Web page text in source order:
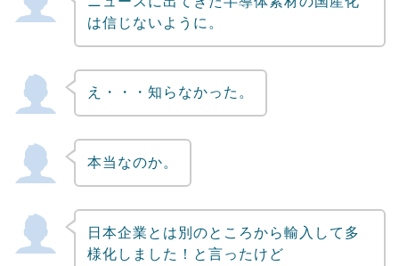
は信じないように。
え・・・知らなかった。
本当なのか。
日本企業とは別のところから輸入して多
様化しました！と言ったけど